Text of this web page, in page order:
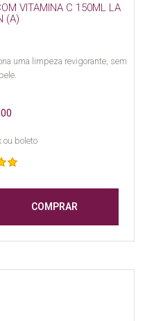
VITAMINA C 150ML LA
(A)
uma limpeza revigorante, sem
boleto
COMPRAR